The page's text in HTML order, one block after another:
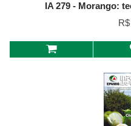
IA 279 - Morango: